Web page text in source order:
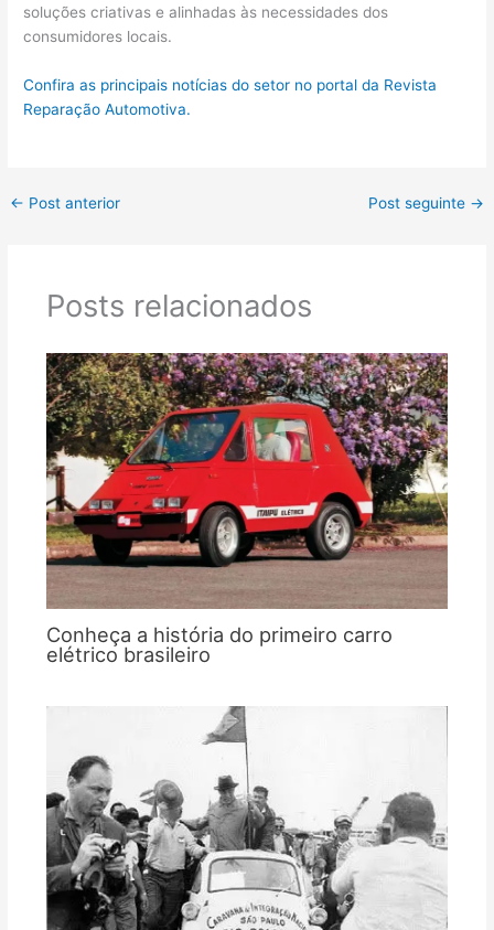
soluções criativas e alinhadas às necessidades dos
consumidores locais.
Confira as principais notícias do setor no portal da Revista
Reparação Automotiva.
← Post anterior Post seguinte →
Posts relacionados
Conheça a história do primeiro carro
elétrico brasileiro